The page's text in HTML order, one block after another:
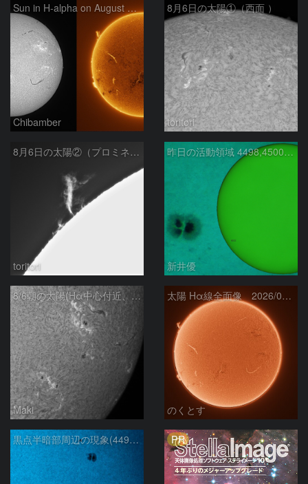
Sun in H-alpha on August 6, 2026
Chibamber
8月6日の太陽①（西面 ）
toritori
8月6日の太陽②（プロミネン北東縁 ）
toritori
昨日の活動領域 4498,4500：2026/08/05
新井優
8/6朝の太陽(Hα中心付近、4498、4502付近)
Maki
太陽 Hα線全面像 2026/08/06
のくとす
黒点半暗部周辺の現象(4498、4502付近)8/6 PR